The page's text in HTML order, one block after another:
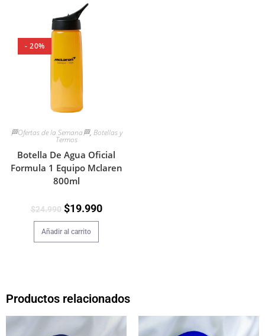
- 20%
🏁Ofertas de la Semana🏁, Botellas y
Termos
Botella De Agua Oficial
Formula 1 Equipo Mclaren
800ml
$24.990 $19.990
Añadir al carrito
Productos relacionados